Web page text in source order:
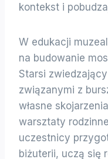
kontekst i
W edukacji
na budowanie
Starsi
związanymi z
własne
warsztaty
uczestnicy
biżuterii, uczą się